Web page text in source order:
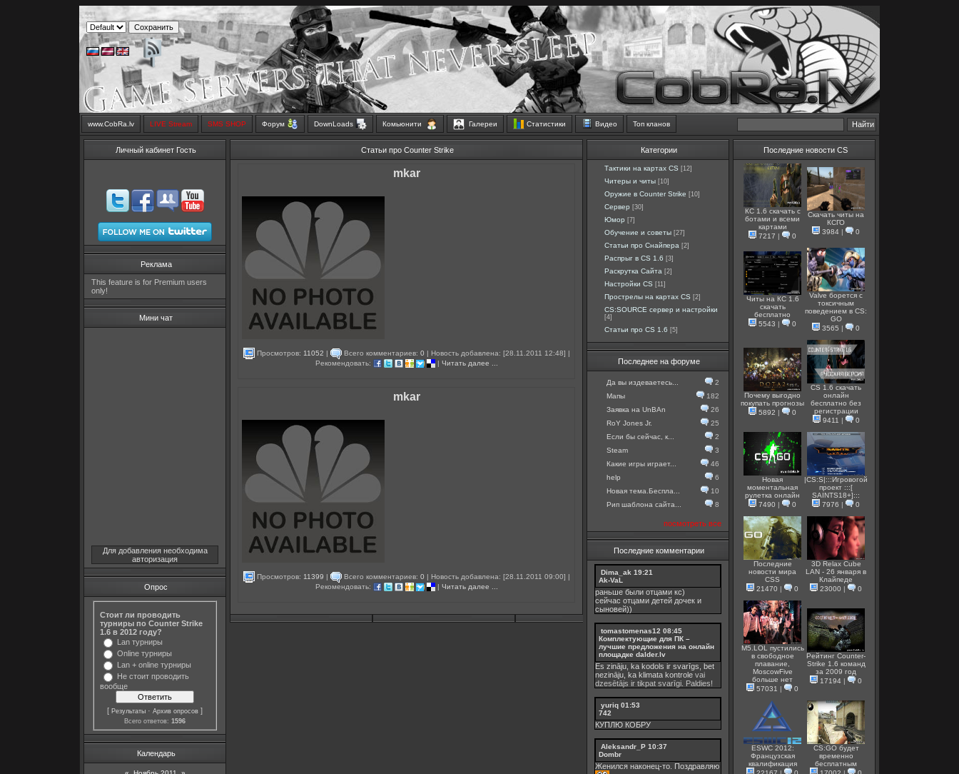
www.CobRa.lv LIVE Stream SMS SHOP Форум DownLoads Комьюнити Галереи Статистики Видео Топ кланов
Личный кабинет Гость
Реклама
This feature is for Premium users
only!
Мини чат
Для добавления необходима
авторизация
Опрос
Стоит ли проводить
турниры по Counter Strike
1.6 в 2012 году?
Lan турниры
Online турниры
Lan + online турниры
Не стоит проводить
вообще
[ Результаты · Архив опросов ]
Всего ответов: 1596
Календарь
Статьи про Counter Strike
mkar
Просмотров: 11052 | Всего комментариев: 0 | Новость добавлена: [28.11.2011 12:48] |
Рекомендовать:
| Читать далее ...
mkar
Просмотров: 11399 | Всего комментариев: 0 | Новость добавлена: [28.11.2011 09:00] |
Рекомендовать:
| Читать далее ...
Категории
Тактики на картах CS [12]
Читеры и читы [10]
Оружие в Counter Strike [10]
Сервер [30]
Юмор [7]
Обучение и советы [27]
Статьи про Снайпера [2]
Распрыг в CS 1.6 [3]
Раскрутка Сайта [2]
Настройки CS [11]
Прострелы на картах CS [2]
CS:SOURCE сервер и настройки
[4]
Статьи про CS 1.6 [5]
Последнее на форуме
Да вы издеваетесь...
2
Мапы
182
Заявка на UnBAn
26
RoY Jones Jr.
25
Если бы сейчас, к...
2
Steam
3
Какие игры играет...
46
help
6
Новая тема.Беспла...
10
Рип шаблона сайта...
8
посмотреть все
Последние комментарии
Dima_ak 19:21
Ak-VaL
раньше были отцами кс)
сейчас отцами детей дочек и
сыновей))
tomastomenas12 08:45
Комплектующие для ПК –
лучшие предложения на онлайн
площадке dalder.lv
Es zināju, ka kodols ir svarīgs, bet
nezināju, ka klimata kontrole vai
dzesētājs ir tikpat svarīgi. Paldies!
yuriq 01:53
742
КУПЛЮ КОБРУ
Aleksandr_P 10:37
Dombr
Женился наконец-то. Поздравляю
Последние новости CS
КС 1.6 скачать с
ботами и всеми
картами
7217 | 0
Скачать читы на
КСГО
3984 | 0
Читы на КС 1.6
скачать
бесплатно
5543 | 0
Valve борется с
токсичным
поведением в CS:
GO
3565 | 0
Почему выгодно
покупать прогнозы
5892 | 0
CS 1.6 скачать
онлайн
бесплатно без
регистрации
9411 | 0
Новая
моментальная
рулетка онлайн
7490 | 0
|CS:S|:::Игровогой
проект :::[
SAINTS18+]:::
7976 | 0
Последние
новости мира
CSS
21470 | 0
3D Relax Cube
LAN - 26 января в
Клайпеде
23000 | 0
M5.LOL пустились
в свободное
плавание,
MoscowFive
больше нет
57031 | 0
Рейтинг Counter-
Strike 1.6 команд
за 2009 год
17194 | 0
ESWC 2012:
Французская
квалификация
CS:GO будет
временно
бесплатным